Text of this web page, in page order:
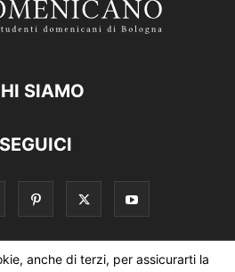
anche di terzi, per assicurarti la
SIAMO
SEGUICI